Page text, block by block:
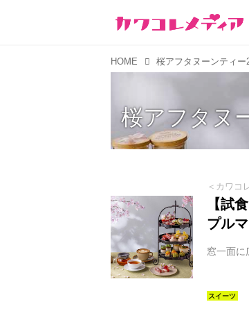
HOME 桜アフタヌーンティー
桜アフタヌ
＜カワコ
【試
プル
窓一面に